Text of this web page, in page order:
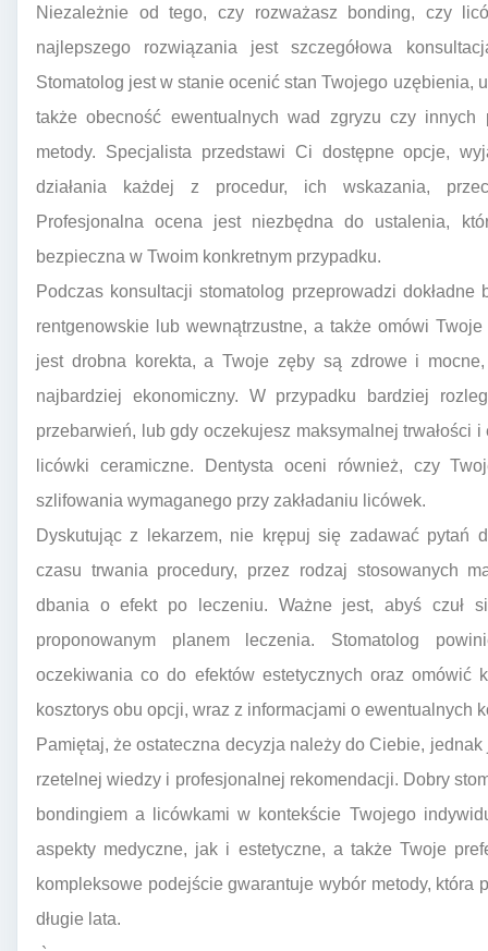
Niezależnie od tego, czy rozważasz bonding, czy
najlepszego rozwiązania jest szczegółowa
Stomatolog jest w stanie ocenić stan Twojego uzębienia,
także obecność ewentualnych wad zgryzu czy innych
metody. Specjalista przedstawi Ci dostępne opcje,
działania każdej z procedur, ich wskazania,
Profesjonalna ocena jest niezbędna do ustalenia,
bezpieczna w Twoim konkretnym przypadku.
Podczas konsultacji stomatolog przeprowadzi
rentgenowskie lub wewnątrzustne, a także omówi
jest drobna korekta, a Twoje zęby są zdrowe i
najbardziej ekonomiczny. W przypadku bardziej
przebarwień, lub gdy oczekujesz maksymalnej trwałości
licówki ceramiczne. Dentysta oceni również, czy
szlifowania wymaganego przy zakładaniu licówek.
Dyskutując z lekarzem, nie krępuj się zadawać pytań
czasu trwania procedury, przez rodzaj stosowanych
dbania o efekt po leczeniu. Ważne jest, abyś czuł
proponowanym planem leczenia. Stomatolog
oczekiwania co do efektów estetycznych oraz omówić
kosztorys obu opcji, wraz z informacjami o ewentualnych
Pamiętaj, że ostateczna decyzja należy do Ciebie,
rzetelnej wiedzy i profesjonalnej rekomendacji. Dobry
bondingiem a licówkami w kontekście Twojego
aspekty medyczne, jak i estetyczne, a także Twoje
kompleksowe podejście gwarantuje wybór metody,
długie lata.